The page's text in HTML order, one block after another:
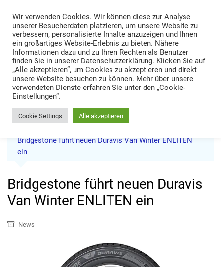
content
TRANS LOGISTIK NEWS
Technik • Kompetenz • Management
Bridgestone führt neuen Duravis Van Winter ENLITEN
ein
Bridgestone führt neuen Duravis
Van Winter ENLITEN ein
News
Wir verwenden Cookies. Wir können diese zur Analyse
unserer Besucherdaten platzieren, um unsere Website zu
verbessern, personalisierte Inhalte anzuzeigen und Ihnen
ein großartiges Website-Erlebnis zu bieten. Nähere
Informationen dazu und zu Ihren Rechten als Benutzer
finden Sie in unserer Datenschutzerklärung. Klicken Sie auf
„Alle akzeptieren“, um Cookies zu akzeptieren und direkt
unsere Website besuchen zu können. Mehr über unsere
verwendeten Dienste erfahren Sie unter den „Cookie-
Einstellungen“.
Cookie Settings Alle akzeptieren